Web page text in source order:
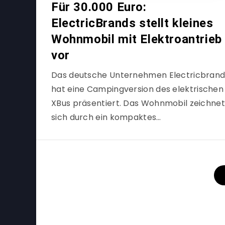
Für 30.000 Euro:
ElectricBrands stellt kleines
Wohnmobil mit Elektroantrieb
vor
Das deutsche Unternehmen
hat eine Campingversion des elektrischen
XBus präsentiert. Das Wohnmobil zeichnet
sich durch ein kompaktes…